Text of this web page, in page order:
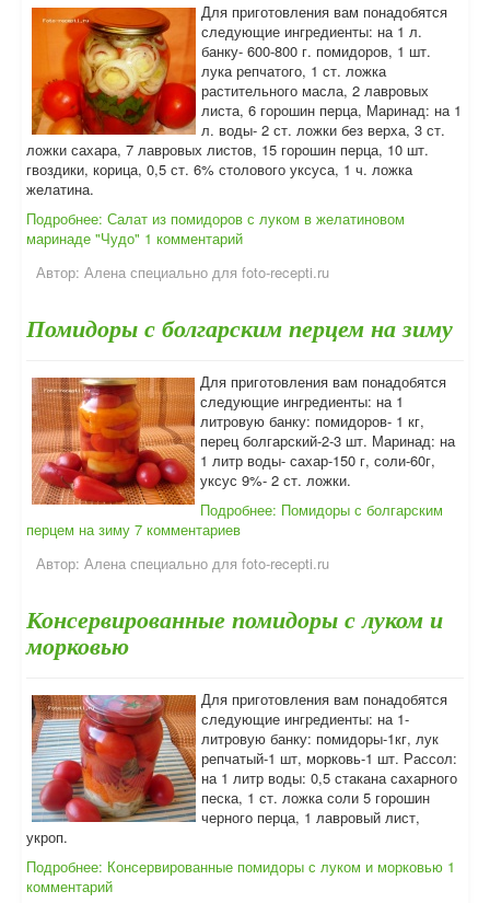
Для приготовления вам понадобятся
следующие ингредиенты: на 1 л.
банку- 600-800 г. помидоров, 1 шт.
лука репчатого, 1 ст. ложка
растительного масла, 2 лавровых
листа, 6 горошин перца, Маринад: на 1
л. воды- 2 ст. ложки без верха, 3 ст.
ложки сахара, 7 лавровых листов, 15 горошин перца, 10 шт.
гвоздики, корица, 0,5 ст. 6% столового уксуса, 1 ч. ложка
желатина.
Подробнее: Салат из помидоров с луком в желатиновом
маринаде "Чудо" 1 комментарий
Автор: Алена специально для foto-recepti.ru
Помидоры с болгарским перцем на зиму
Для приготовления вам понадобятся
следующие ингредиенты: на 1
литровую банку: помидоров- 1 кг,
перец болгарский-2-3 шт. Маринад: на
1 литр воды- сахар-150 г, соли-60г,
уксус 9%- 2 ст. ложки.
Подробнее: Помидоры с болгарским
перцем на зиму 7 комментариев
Автор: Алена специально для foto-recepti.ru
Консервированные помидоры с луком и
морковью
Для приготовления вам понадобятся
следующие ингредиенты: на 1-
литровую банку: помидоры-1кг, лук
репчатый-1 шт, морковь-1 шт. Рассол:
на 1 литр воды: 0,5 стакана сахарного
песка, 1 ст. ложка соли 5 горошин
черного перца, 1 лавровый лист,
укроп.
Подробнее: Консервированные помидоры с луком и морковью 1
комментарий